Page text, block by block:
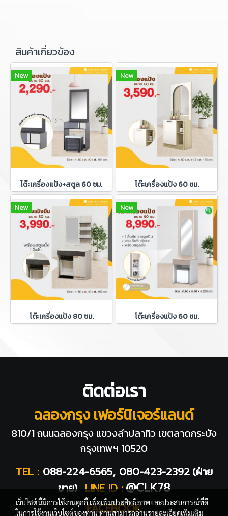
สินค้าเกี่ยวข้อง
New
โต๊ะเครื่องแป้ง+สตูล 60 ซม.
New
โต๊ะเครื่องแป้ง 60 ซม.
New
โต๊ะเครื่องแป้ง 80 ซม.
New
โต๊ะเครื่องแป้ง 60 ซม.
ติดต่อเรา
ฉลองกรุง เฟอร์นิเจอร์แลนด์
810/1 ถนนฉลองกรุง แขวงลำปลาทิว เขตลาดกระบัง
กรุงเทพฯ 10520
TEL : 088-224-6565, 080-423-2392 (ฝ่าย
ขาย) LINE ID : @CLK78
FACEBOOK
เว็บไซต์นี้มีการใช้งานคุกกี้ เพื่อเพิ่มประสิทธิภาพและประสบการณ์ที่ดี
ในการใช้งานเว็บไซต์ของท่าน ท่านสามารถอ่านรายละเอียดเพิ่มเติม